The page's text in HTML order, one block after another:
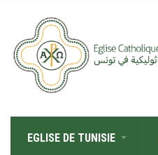
EGLISE DE TUNISIE